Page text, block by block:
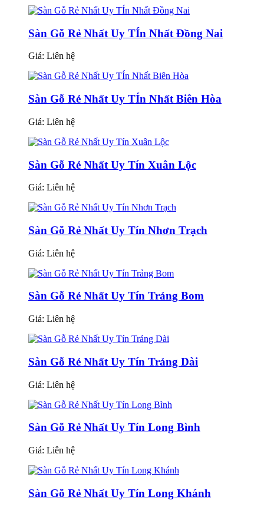
Sàn Gỗ Rẻ Nhất Uy TÍn Nhất Đồng Nai
Giá: Liên hệ
Sàn Gỗ Rẻ Nhất Uy TÍn Nhất Biên Hòa
Giá: Liên hệ
Sàn Gỗ Rẻ Nhất Uy Tín Xuân Lộc
Giá: Liên hệ
Sàn Gỗ Rẻ Nhất Uy Tín Nhơn Trạch
Giá: Liên hệ
Sàn Gỗ Rẻ Nhất Uy Tín Trảng Bom
Giá: Liên hệ
Sàn Gỗ Rẻ Nhất Uy Tín Trảng Dài
Giá: Liên hệ
Sàn Gỗ Rẻ Nhất Uy Tín Long Bình
Giá: Liên hệ
Sàn Gỗ Rẻ Nhất Uy Tín Long Khánh